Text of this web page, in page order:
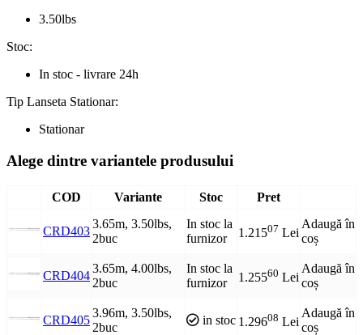
3.50lbs
Stoc:
In stoc - livrare 24h
Tip Lanseta Stationar:
Stationar
Alege dintre variantele produsului
COD Variante Stoc Pret
CRD403
3.65m, 3.50lbs,
2buc
In stoc la
furnizor
1.21507 Lei
Adaugă în
coș
CRD404
3.65m, 4.00lbs,
2buc
In stoc la
furnizor
1.25560 Lei
Adaugă în
coș
CRD405
3.96m, 3.50lbs,
2buc
in stoc 1.29608 Lei
Adaugă în
coș